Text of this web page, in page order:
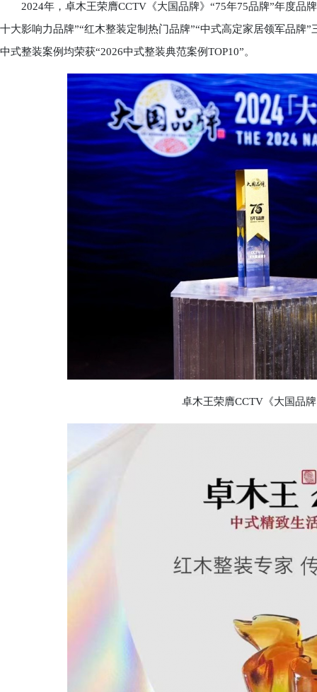
2024年，卓木王荣膺CCTV《大国品牌》“75年75品牌”年度品
十大影响力品牌”“红木整装定制热门品牌”“中式高定家居领军品牌
中式整装案例均荣获“2026中式整装典范案例TOP10”。
卓木王荣膺CCTV《大国品牌